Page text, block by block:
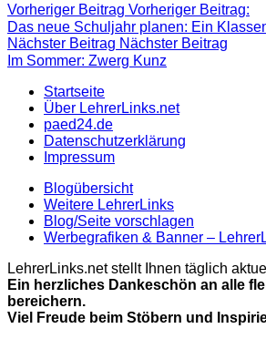
Vorheriger Beitrag Vorheriger Beitrag:
Das neue Schuljahr planen: Ein
Nächster Beitrag Nächster Beitrag
Im Sommer: Zwerg Kunz
Startseite
Über LehrerLinks.net
paed24.de
Datenschutzerklärung
Impressum
Blogübersicht
Weitere LehrerLinks
Blog/Seite vorschlagen
Werbegrafiken & Banner –
LehrerLinks.net stellt Ihnen täglich
Ein herzliches Dankeschön an alle
bereichern.
Viel Freude beim Stöbern und